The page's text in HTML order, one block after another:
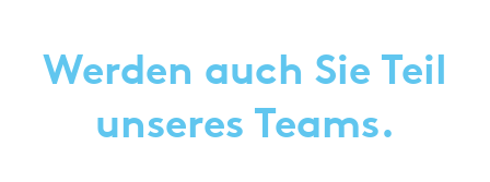
Werden auch Sie Teil
unseres Teams.